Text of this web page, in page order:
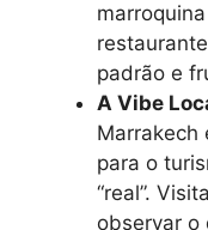
padrão e
A Vibe
Marrakech
para o
“real”.
observar o